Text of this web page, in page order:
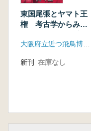
東国尾張とヤマト王
権 考古学からみた
大阪府立近つ飛鳥博物館
新刊 在庫なし